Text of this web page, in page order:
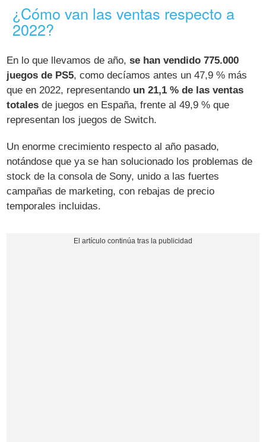
¿Cómo van las ventas respecto a
2022?
En lo que llevamos de año,se han vendido 775.000
juegos de PS5, como decíamos antes un 47,9 % más
que en 2022, representando un 21,1 % de las ventas
totales de juegos en España, frente al 49,9 % que
representan los juegos de Switch.
Un enorme crecimiento respecto al año pasado,
notándose que ya se han solucionado los problemas de
stock de la consola de Sony, unido a las fuertes
campañas de marketing, con rebajas de precio
temporales incluidas.